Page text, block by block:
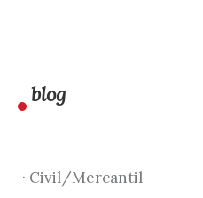
blog
· Civil/Mercantil